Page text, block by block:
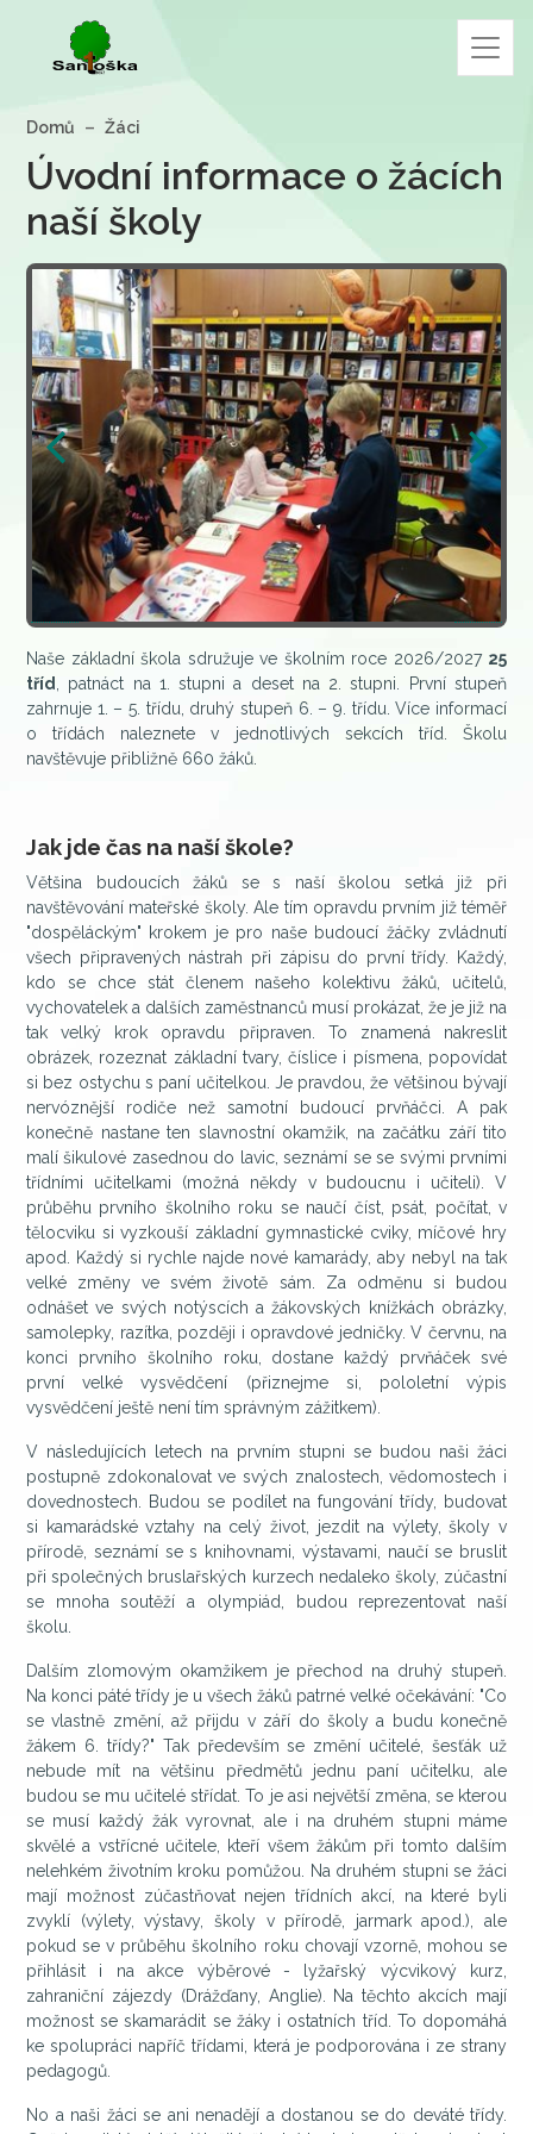
Domů Žáci
Úvodní informace o žácích
naší školy
Naše základní škola sdružuje ve školním roce 2026/2027 25
tříd, patnáct na 1. stupni a deset na 2. stupni. První stupeň
zahrnuje 1. – 5. třídu, druhý stupeň 6. – 9. třídu. Více informací
o třídách naleznete v jednotlivých sekcích tříd. Školu
navštěvuje přibližně 660 žáků.
Jak jde čas na naší škole?
Většina budoucích žáků se s naší školou setká již při
navštěvování mateřské školy. Ale tím opravdu prvním již téměř
"dospěláckým" krokem je pro naše budoucí žáčky zvládnutí
všech připravených nástrah při zápisu do první třídy. Každý,
kdo se chce stát členem našeho kolektivu žáků, učitelů,
vychovatelek a dalších zaměstnanců musí prokázat, že je již na
tak velký krok opravdu připraven. To znamená nakreslit
obrázek, rozeznat základní tvary, číslice i písmena, popovídat
si bez ostychu s paní učitelkou. Je pravdou, že většinou bývají
nervóznější rodiče než samotní budoucí prvňáčci. A pak
konečně nastane ten slavnostní okamžik, na začátku září tito
malí šikulové zasednou do lavic, seznámí se se svými prvními
třídními učitelkami (možná někdy v budoucnu i učiteli). V
průběhu prvního školního roku se naučí číst, psát, počítat, v
tělocviku si vyzkouší základní gymnastické cviky, míčové hry
apod. Každý si rychle najde nové kamarády, aby nebyl na tak
velké změny ve svém životě sám. Za odměnu si budou
odnášet ve svých notýscích a žákovských knížkách obrázky,
samolepky, razítka, později i opravdové jedničky. V červnu, na
konci prvního školního roku, dostane každý prvňáček své
první velké vysvědčení (přiznejme si, pololetní výpis
vysvědčení ještě není tím správným zážitkem).
V následujících letech na prvním stupni se budou naši žáci
postupně zdokonalovat ve svých znalostech, vědomostech i
dovednostech. Budou se podílet na fungování třídy, budovat
si kamarádské vztahy na celý život, jezdit na výlety, školy v
přírodě, seznámí se s knihovnami, výstavami, naučí se bruslit
při společných bruslařských kurzech nedaleko školy, zúčastní
se mnoha soutěží a olympiád, budou reprezentovat naší
školu.
Dalším zlomovým okamžikem je přechod na druhý stupeň.
Na konci páté třídy je u všech žáků patrné velké očekávání: "Co
se vlastně změní, až přijdu v září do školy a budu konečně
žákem 6. třídy?" Tak především se změní učitelé, šesťák už
nebude mít na většinu předmětů jednu paní učitelku, ale
budou se mu učitelé střídat. To je asi největší změna, se kterou
se musí každý žák vyrovnat, ale i na druhém stupni máme
skvělé a vstřícné učitele, kteří všem žákům při tomto dalším
nelehkém životním kroku pomůžou. Na druhém stupni se žáci
mají možnost zúčastňovat nejen třídních akcí, na které byli
zvyklí (výlety, výstavy, školy v přírodě, jarmark apod.), ale
pokud se v průběhu školního roku chovají vzorně, mohou se
přihlásit i na akce výběrové - lyžařský výcvikový kurz,
zahraniční zájezdy (Drážďany, Anglie). Na těchto akcích mají
možnost se skamarádit se žáky i ostatních tříd. To dopomáhá
ke spolupráci napříč třídami, která je podporována i ze strany
pedagogů.
No a naši žáci se ani nenadějí a dostanou se do deváté třídy.